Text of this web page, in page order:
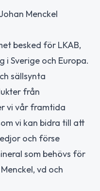
Menckel
besked för LKAB,
Sverige och Europa.
sällsynta
från
vi vår framtida
vi kan bidra till att
och förse
som behövs för
vd och